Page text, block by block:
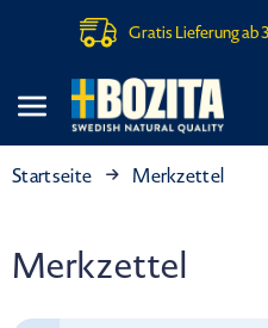
Gratis Lieferung ab
Startseite Merkzettel
Merkzettel